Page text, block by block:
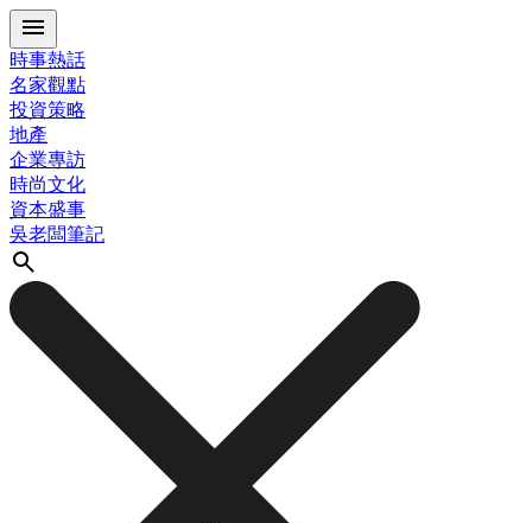
時事熱話
名家觀點
投資策略
地產
企業專訪
時尚文化
資本盛事
吳老闆筆記